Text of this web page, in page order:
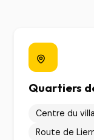
Quartiers
Centre du
Route de